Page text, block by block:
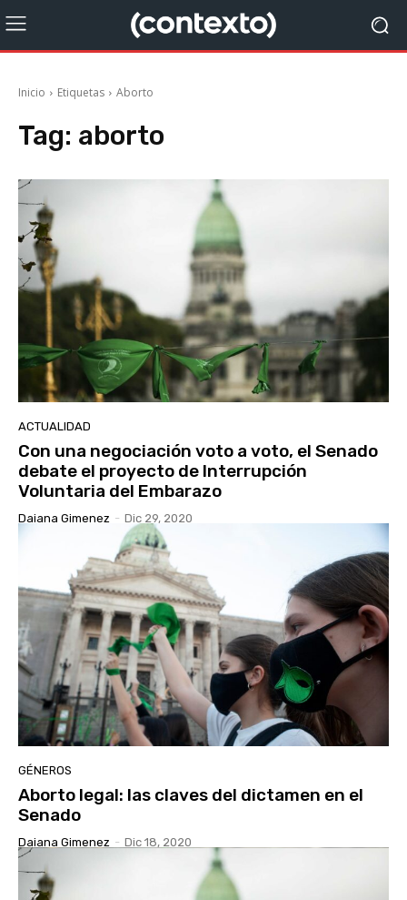
Inicio Etiquetas Aborto
Tag: aborto
ACTUALIDAD
Con una negociación voto a voto, el Senado
debate el proyecto de Interrupción
Voluntaria del Embarazo
Daiana Gimenez - Dic 29, 2020
GÉNEROS
Aborto legal: las claves del dictamen en el
Senado
Daiana Gimenez - Dic 18, 2020